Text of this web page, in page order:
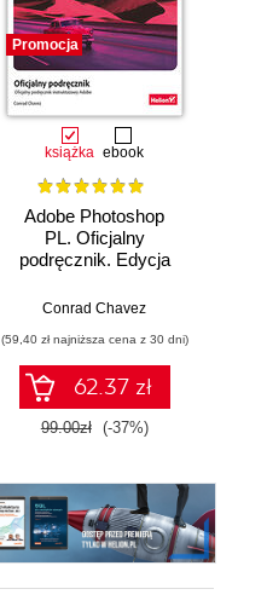
Promocja
książka ebook
Adobe Photoshop
PL. Oficjalny
podręcznik. Edycja
Conrad Chavez
(59,40 zł najniższa cena z 30 dni)
62.37 zł
99.00zł (-37%)